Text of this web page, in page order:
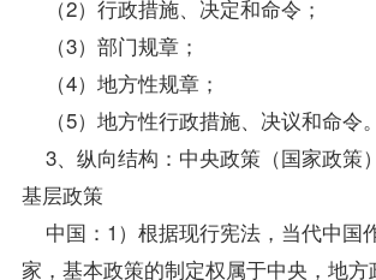
（2）行政措施、决定和命令；
（3）部门规章；
（4）地方性规章；
（5）地方性行政措施、决议和命令。
3、纵向结构：中央政策（国家政策
基层政策
中国：1）根据现行宪法，当代中国
家，基本政策的制定权属于中央，地